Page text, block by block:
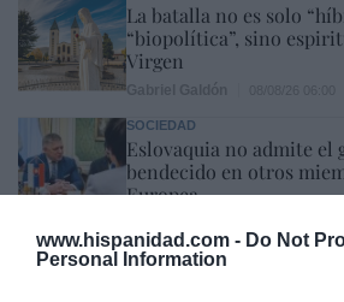
www.hispanidad.com - Do Not
Personal Information
La batalla no es solo
“biopolítica”, sino
Virgen
SOCIEDAD
Eslovaquia no admite el
bendecido en otros
Europea